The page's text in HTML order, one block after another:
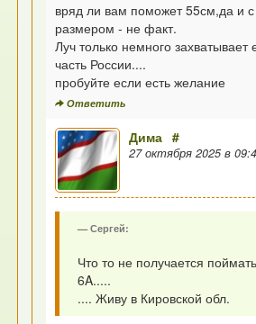
вряд ли вам поможет 55см,да и
размером - не факт.
Луч только немного захватывает
часть России....
пробуйте если есть желание
Ответить
Дима #
27 октября 2025 в
Сергей:
Что то не получается
6A.....
.... Живу в Кировской обл.